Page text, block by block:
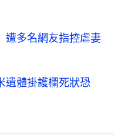
多名網友指控虐妻
體掛護欄死狀恐